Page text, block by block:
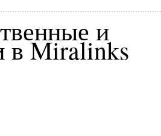
и
в Miralinks